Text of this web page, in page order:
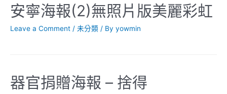
安寧海報(2)無照片版美麗彩虹
Leave a Comment / 未分類 / By yowmin
器官捐贈海報 – 捨得